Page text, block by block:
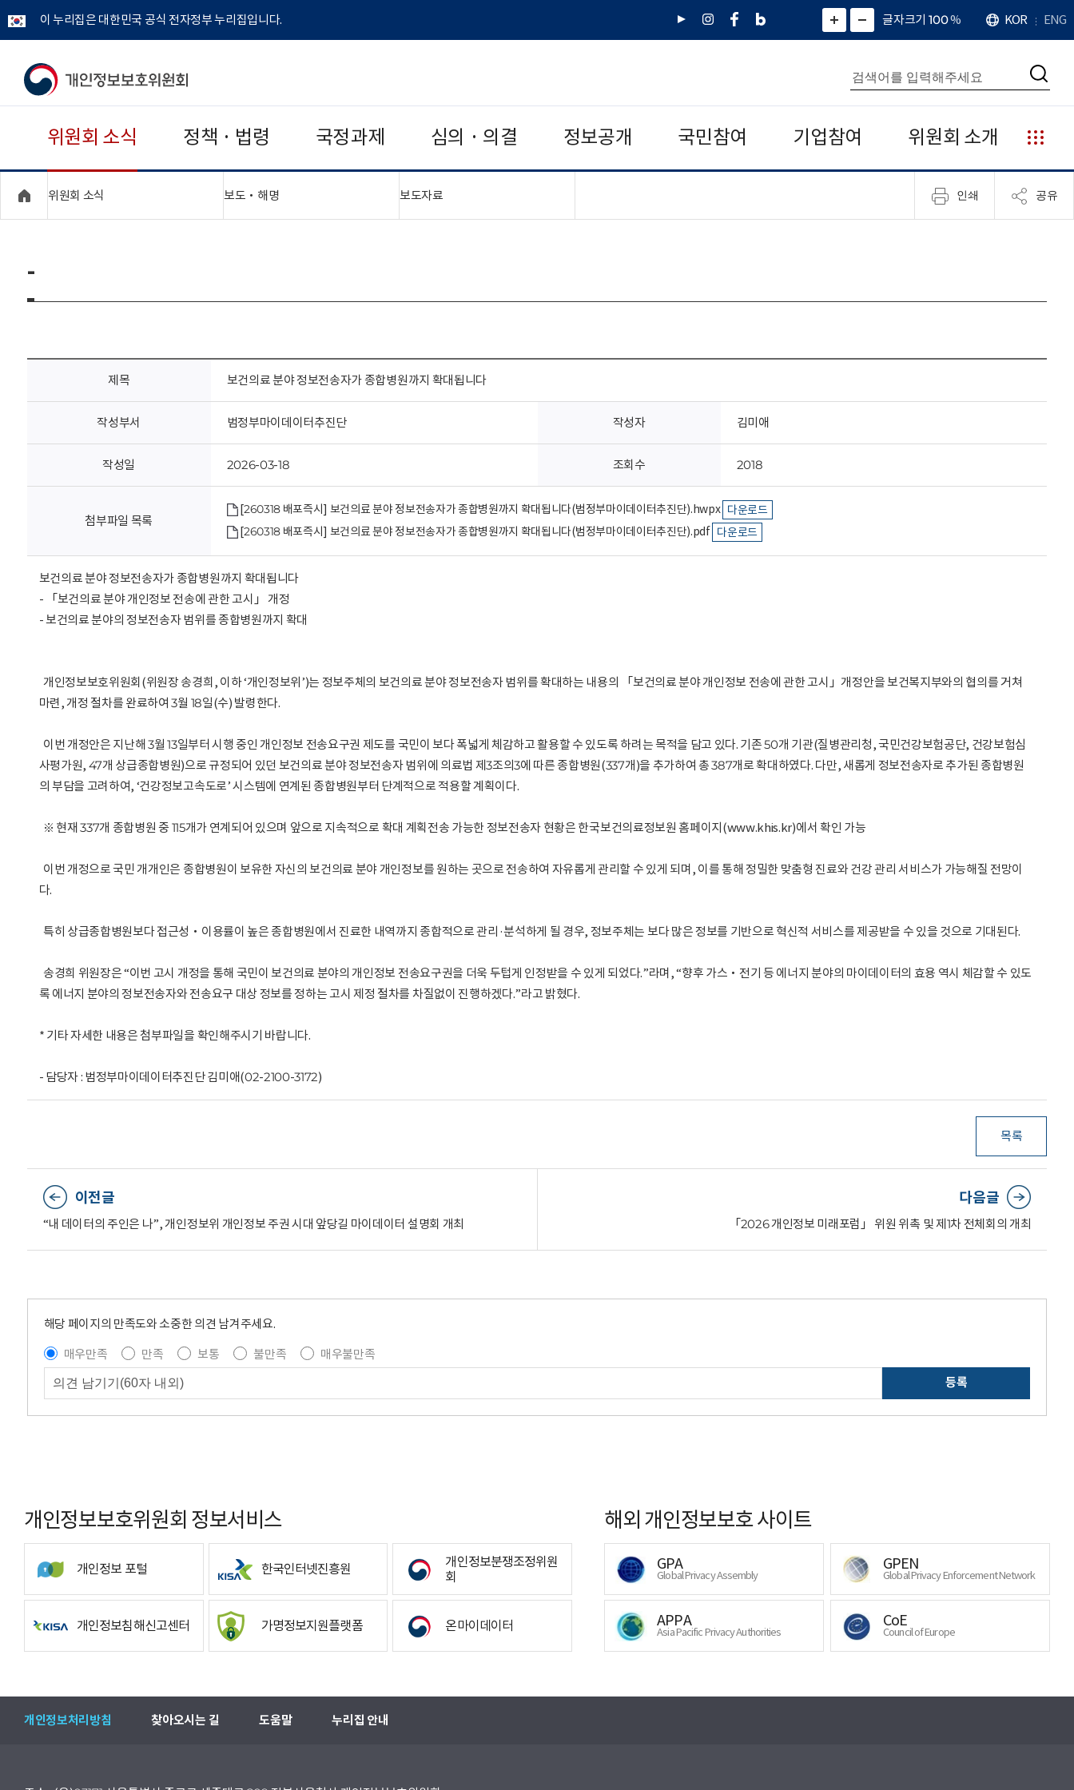
이 누리집은 대한민국 공식 전자정부 누리집입니다.
유
인
페
네
그
)
화
면
면
소
확
대
치
글자크기 100%
언
어
KOR ENG
개
보
보
위
회
통
합
검
색
검
위원회 소식 정책 · 법령 국정과제 심의 · 의결 정보공개 국민참여 기업참여 위원회 소개
누
리
집
안
위원회 소식 보도‧해명"접기,펼치기" 보도자료"접기,펼치기" 인쇄 공유
-
제목 보건의료 분야 정보전송자가 종합병원까지 확대됩니다
작성부서 범정부마이데이터추진단 작성자 김미애
작성일 2026-03-18 조회수 2018
첨부파일 목록
[260318 배포즉시] 보건의료 분야 정보전송자가 종합병원까지 확대됩니다(범정부마이데이터추진단).hwpx 다운로드
[260318 배포즉시] 보건의료 분야 정보전송자가 종합병원까지 확대됩니다(범정부마이데이터추진단).pdf 다운로드
보건의료 분야 정보전송자가 종합병원까지 확대됩니다
- 「보건의료 분야 개인정보 전송에 관한 고시」 개정
- 보건의료 분야의 정보전송자 범위를 종합병원까지 확대
개인정보보호위원회(위원장 송경희, 이하 ‘개인정보위’)는 정보주체의 보건의료 분야 정보전송자 범위를 확대하는 내용의 「보건의료 분야 개인정보 전송에 관한 고시」개정안을 보건복지부와의 협의를 거쳐
마련, 개정 절차를 완료하여 3월 18일(수) 발령한다.
이번 개정안은 지난해 3월 13일부터 시행 중인 개인정보 전송요구권 제도를 국민이 보다 폭넓게 체감하고 활용할 수 있도록 하려는 목적을 담고 있다. 기존 50개 기관(질병관리청, 국민건강보험공단, 건강보험심
사평가원, 47개 상급종합병원)으로 규정되어 있던 보건의료 분야 정보전송자 범위에 의료법 제3조의3에 따른 종합병원(337개)을 추가하여 총 387개로 확대하였다. 다만, 새롭게 정보전송자로 추가된 종합병원
의 부담을 고려하여, ‘건강정보고속도로’ 시스템에 연계된 종합병원부터 단계적으로 적용할 계획이다.
※ 현재 337개 종합병원 중 115개가 연계되어 있으며 앞으로 지속적으로 확대 계획전송 가능한 정보전송자 현황은 한국보건의료정보원 홈페이지(www.khis.kr)에서 확인 가능
이번 개정으로 국민 개개인은 종합병원이 보유한 자신의 보건의료 분야 개인정보를 원하는 곳으로 전송하여 자유롭게 관리할 수 있게 되며, 이를 통해 정밀한 맞춤형 진료와 건강 관리 서비스가 가능해질 전망이
다.
특히 상급종합병원보다 접근성‧이용률이 높은 종합병원에서 진료한 내역까지 종합적으로 관리·분석하게 될 경우, 정보주체는 보다 많은 정보를 기반으로 혁신적 서비스를 제공받을 수 있을 것으로 기대된다.
송경희 위원장은 “이번 고시 개정을 통해 국민이 보건의료 분야의 개인정보 전송요구권을 더욱 두텁게 인정받을 수 있게 되었다.”라며, “향후 가스‧전기 등 에너지 분야의 마이데이터의 효용 역시 체감할 수 있도
록 에너지 분야의 정보전송자와 전송요구 대상 정보를 정하는 고시 제정 절차를 차질없이 진행하겠다.”라고 밝혔다.
* 기타 자세한 내용은 첨부파일을 확인해주시기 바랍니다.
- 담당자 : 범정부마이데이터추진단 김미애(02-2100-3172)
목록
이전글
“내 데이터의 주인은 나”, 개인정보위 개인정보 주권 시대 앞당길 마이데이터 설명회 개최
다음글
「2026 개인정보 미래포럼」 위원 위촉 및 제1차 전체회의 개최
해당 페이지의 만족도와 소중한 의견 남겨주세요.
매우만족
만족 보통 불만족
매우불만족
등록
개인정보보호위원회 정보서비스
개인정보 포털 한국인터넷진흥원
개인정보분쟁조정위원
회
개인정보침해신고센터 가명정보지원플랫폼 온마이데이터
해외 개인정보보호 사이트
GPA
Global Privacy Assembly
GPEN
Global Privacy Enforcement Network
APPA
Asia Pacific Privacy Authorities
CoE
Council of Europe
개인정보처리방침 찾아오시는 길 도움말 누리집 안내